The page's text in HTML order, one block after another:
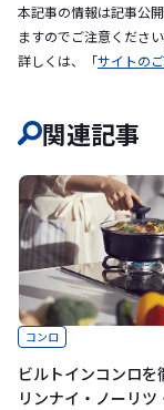
本記事の情報は記事公
ますのでご注意くださ
詳しくは、「サイトの
関連記事
コンロ
ビルトインコンロを
リンナイ・ノーリツ